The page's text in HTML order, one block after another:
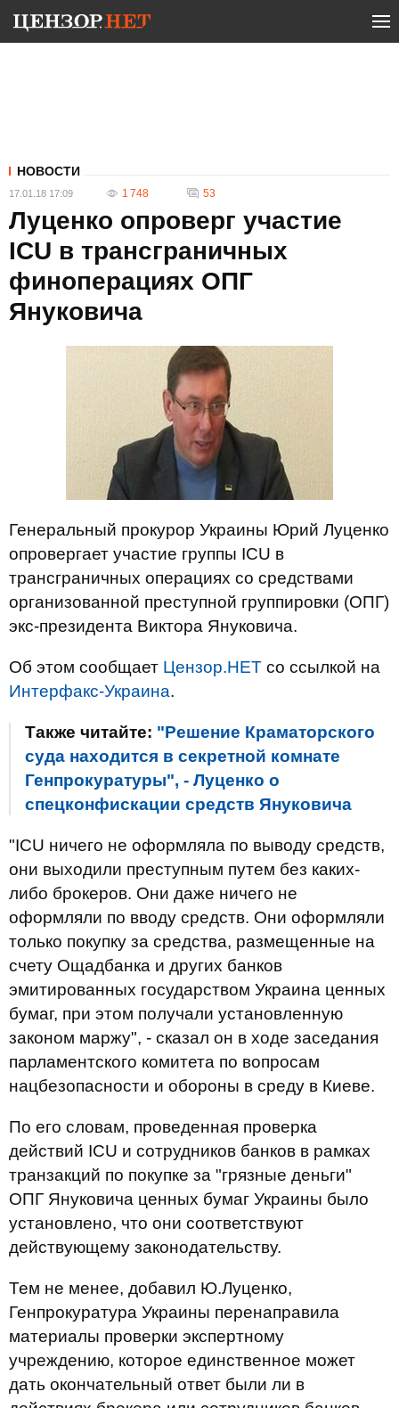
НОВОСТИ
17.01.18 17:09 1 748 53
Луценко опроверг участие
ICU в трансграничных
финоперациях ОПГ
Януковича
Генеральный прокурор Украины Юрий Луценко
опровергает участие группы ICU в
трансграничных операциях со средствами
организованной преступной группировки (ОПГ)
экс-президента Виктора Януковича.
Об этом сообщает Цензор.НЕТ со ссылкой на
Интерфакс-Украина.
Также читайте: "Решение Краматорского
суда находится в секретной комнате
Генпрокуратуры", - Луценко о
спецконфискации средств Януковича
"ICU ничего не оформляла по выводу средств,
они выходили преступным путем без каких-
либо брокеров. Они даже ничего не
оформляли по вводу средств. Они оформляли
только покупку за средства, размещенные на
счету Ощадбанка и других банков
эмитированных государством Украина ценных
бумаг, при этом получали установленную
законом маржу", - сказал он в ходе заседания
парламентского комитета по вопросам
нацбезопасности и обороны в среду в Киеве.
По его словам, проведенная проверка
действий ICU и сотрудников банков в рамках
транзакций по покупке за "грязные деньги"
ОПГ Януковича ценных бумаг Украины было
установлено, что они соответствуют
действующему законодательству.
Тем не менее, добавил Ю.Луценко,
Генпрокуратура Украины перенаправила
материалы проверки экспертному
учреждению, которое единственное может
дать окончательный ответ были ли в